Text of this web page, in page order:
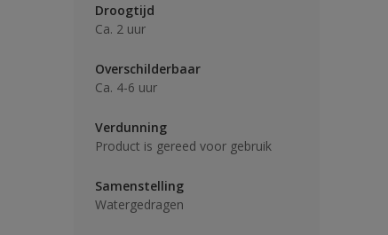
Droogtijd
Ca. 2 uur
Overschilderbaar
Ca. 4-6 uur
Verdunning
Product is gereed voor gebruik
Samenstelling
Watergedragen